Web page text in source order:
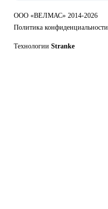
ООО «ВЕЛМАС» 2014-2026
Политика конфиденциальности
Технологии Stranke